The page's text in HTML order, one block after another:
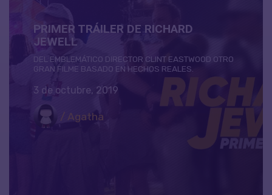
PRIMER TRÁILER DE RICHARD
JEWELL
DEL EMBLEMÁTICO DIRECTOR CLINT EASTWOOD OTRO
GRAN FILME BASADO EN HECHOS REALES.
3 de octubre, 2019
/ Agatha